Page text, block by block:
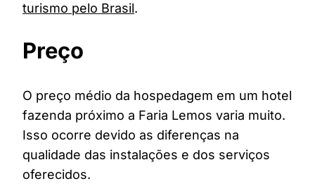
turismo pelo Brasil.
Preço
O preço médio da hospedagem em um hotel
fazenda próximo a Faria Lemos varia muito.
Isso ocorre devido as diferenças na
qualidade das instalações e dos serviços
oferecidos.